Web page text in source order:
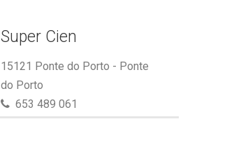
Super Cien
15121 Ponte do Porto - Ponte
do Porto
653 489 061